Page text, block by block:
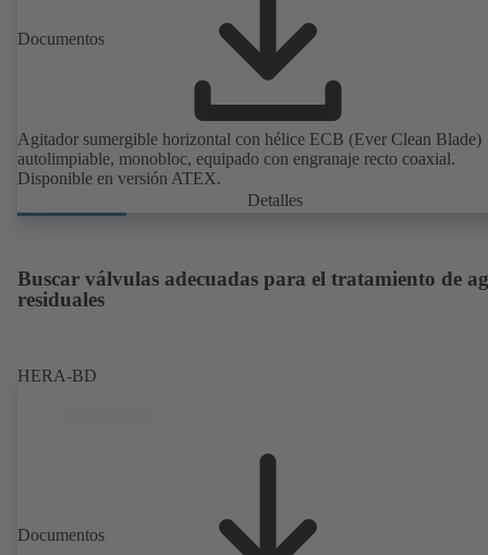
Documentos
Agitador sumergible horizontal con hélice ECB (Ever Clean Blade)
autolimpiable, monobloc, equipado con engranaje recto coaxial.
Disponible en versión ATEX.
Detalles
Buscar válvulas adecuadas para el tratamiento de
residuales
HERA-BD
Documentos